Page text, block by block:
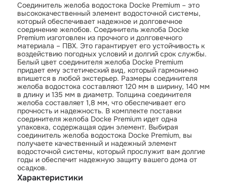
Соединитель желоба водостока Docke Premium – это
высококачественный элемент водосточной системы,
который обеспечивает надежное и долговечное
соединение желобов. Соединитель желоба Docke
Premium изготовлен из прочного и долговечного
материала – ПВХ. Это гарантирует его устойчивость к
воздействию погодных условий и долгий срок службы.
Белый цвет соединителя желоба Docke Premium
придает ему эстетический вид, который гармонично
впишется в любой экстерьер. Размеры соединителя
желоба водостока составляют 120 мм в ширину, 140 мм
в длину и 135 мм в диаметр. Толщина соединителя
желоба составляет 1,8 мм, что обеспечивает его
прочность и надежность. В комплекте поставки
соединителя желоба Docke Premium идет одна
упаковка, содержащая один элемент. Выбирая
соединитель желоба водостока Docke Premium, вы
получаете качественный и надежный элемент
водосточной системы, который прослужит вам долгие
годы и обеспечит надежную защиту вашего дома от
осадков.
Характеристики